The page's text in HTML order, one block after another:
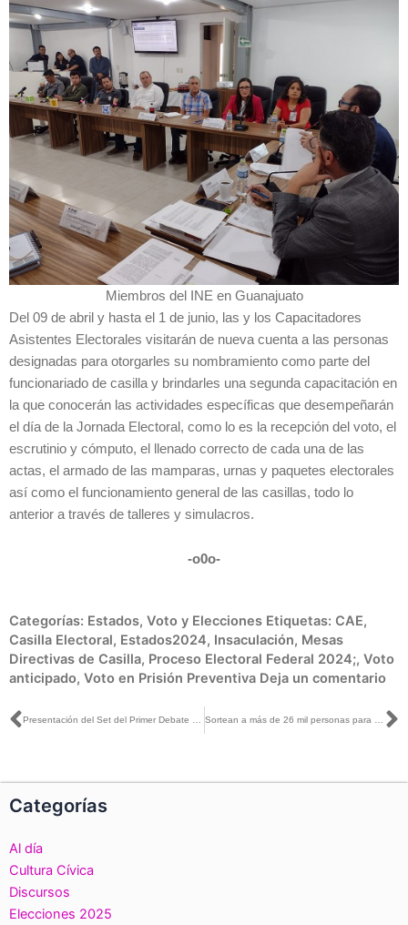
Miembros del INE en Guanajuato
Del 09 de abril y hasta el 1 de junio, las y los Capacitadores
Asistentes Electorales visitarán de nueva cuenta a las personas
designadas para otorgarles su nombramiento como parte del
funcionariado de casilla y brindarles una segunda capacitación en
la que conocerán las actividades específicas que desempeñarán
el día de la Jornada Electoral, como lo es la recepción del voto, el
escrutinio y cómputo, el llenado correcto de cada una de las
actas, el armado de las mamparas, urnas y paquetes electorales
así como el funcionamiento general de las casillas, todo lo
anterior a través de talleres y simulacros.
-o0o-
Categorías: Estados, Voto y Elecciones Etiquetas: CAE,
Casilla Electoral, Estados2024, Insaculación, Mesas
Directivas de Casilla, Proceso Electoral Federal 2024;, Voto
anticipado, Voto en Prisión Preventiva Deja un comentario
Ant
Categorías
Al día
Cultura Cívica
Discursos
Elecciones 2025